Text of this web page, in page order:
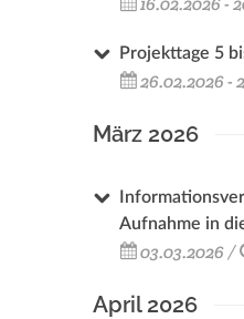
Projekttage 5
26.02.2026 -
März 2026
Aufnahme in
03.03.2026 /
April 2026